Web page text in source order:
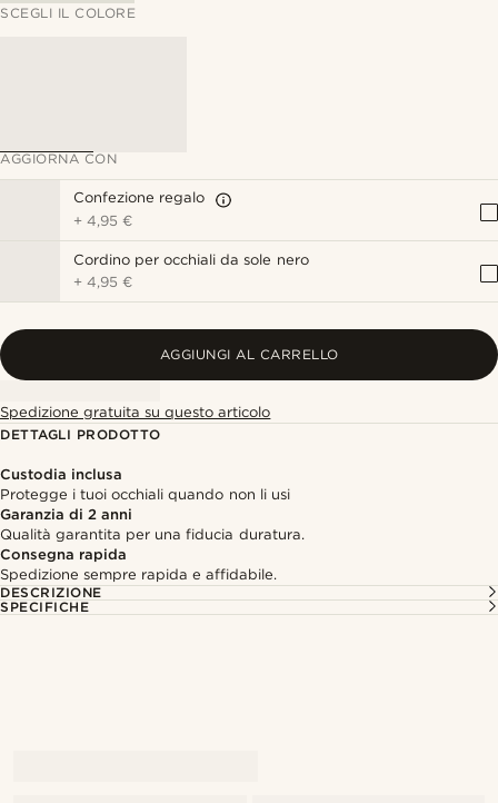
SCEGLI IL COLORE
AGGIORNA CON
Confezione regalo
+4,95 €
Cordino per occhiali da sole nero
+4,95 €
AGGIUNGI AL CARRELLO
Spedizione gratuita su questo articolo
DETTAGLI PRODOTTO
Custodia inclusa
Protegge i tuoi occhiali quando non li usi
Garanzia di 2 anni
Qualità garantita per una fiducia duratura.
Consegna rapida
Spedizione sempre rapida e affidabile.
DESCRIZIONE
SPECIFICHE